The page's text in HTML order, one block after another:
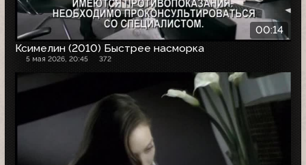
00:14
Ксимелин (2010) Быстрее насморка
5 мая 2026, 20:45 372